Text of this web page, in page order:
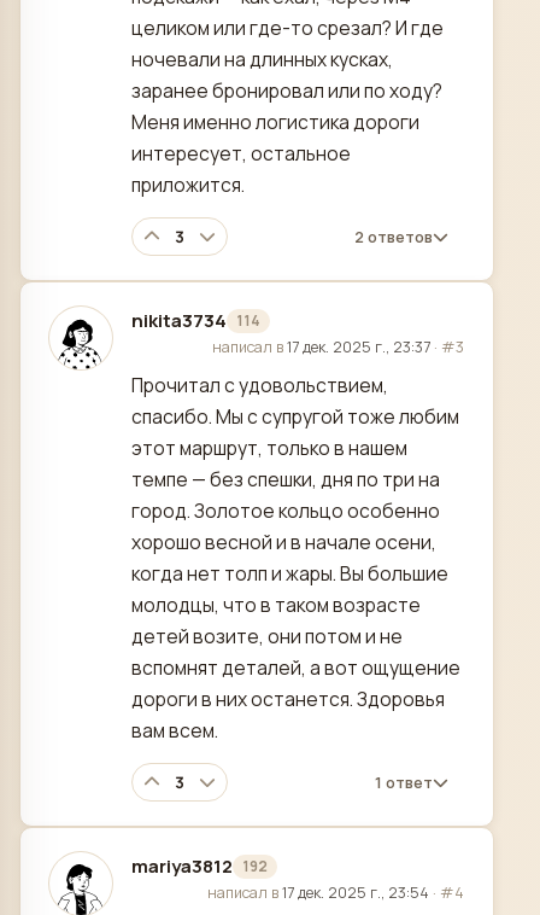
целиком или где-то срезал? И где
ночевали на длинных кусках,
заранее бронировал или по ходу?
Меня именно логистика дороги
интересует, остальное
приложится.
3 2 ответов
nikita3734 114
отредактировано
написал в17 дек. 2025 г., 23:37 · #3
Прочитал с удовольствием,
спасибо. Мы с супругой тоже любим
этот маршрут, только в нашем
темпе — без спешки, дня по три на
город. Золотое кольцо особенно
хорошо весной и в начале осени,
когда нет толп и жары. Вы большие
молодцы, что в таком возрасте
детей возите, они потом и не
вспомнят деталей, а вот ощущение
дороги в них останется. Здоровья
вам всем.
3 1 ответ
mariya3812 192
отредактировано
написал в17 дек. 2025 г., 23:54 · #4